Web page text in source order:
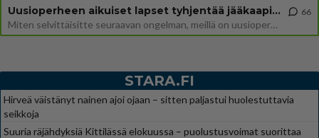
Uusioperheen aikuiset lapset tyhjentää jääkaapin käydessään
Miten selvittäisitte seuraavan ongelman, meillä on uusioperhe, minulla teini-ikäiset lapset ja puolisolla aikuiset, jotk
66
STARA.FI
Hirveä väistänyt nainen ajoi ojaan – sitten paljastui huolestuttavia
seikkoja
Suuria räjähdyksiä Kittilässä elokuussa – puolustusvoimat suorittaa